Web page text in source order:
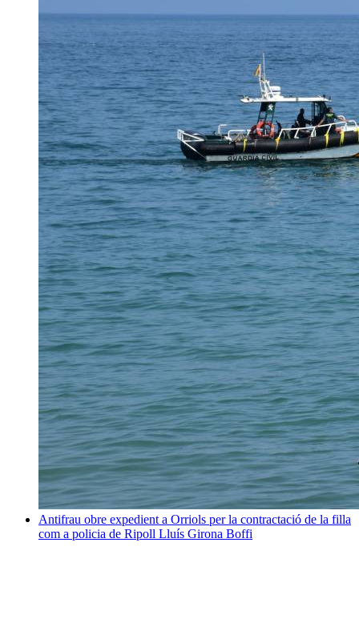
Antifrau obre expedient a Orriols per la contractació de la filla
com a policia de Ripoll Lluís Girona Boffi